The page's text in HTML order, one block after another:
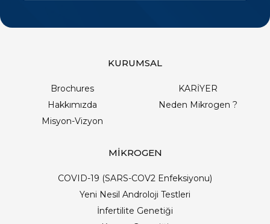
KURUMSAL
Brochures
KARİYER
Hakkımızda
Neden Mikrogen ?
Misyon-Vizyon
MİKROGEN
COVID-19 (SARS-COV2 Enfeksiyonu)
Yeni Nesil Androloji Testleri
İnfertilite Genetiği